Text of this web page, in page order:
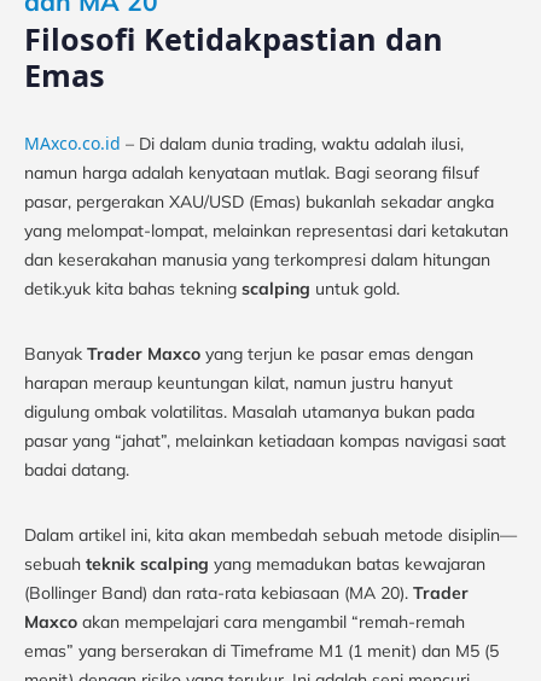
Filosofi Ketidakpastian dan
Emas
MAxco.co.id – Di dalam dunia trading, waktu adalah ilusi,
namun harga adalah kenyataan mutlak. Bagi seorang filsuf
pasar, pergerakan XAU/USD (Emas) bukanlah sekadar angka
yang melompat-lompat, melainkan representasi dari ketakutan
dan keserakahan manusia yang terkompresi dalam hitungan
detik.yuk kita bahas tekning scalping untuk gold.
Banyak Trader Maxco yang terjun ke pasar emas dengan
harapan meraup keuntungan kilat, namun justru hanyut
digulung ombak volatilitas. Masalah utamanya bukan pada
pasar yang “jahat”, melainkan ketiadaan kompas navigasi saat
badai datang.
Dalam artikel ini, kita akan membedah sebuah metode disiplin—
sebuah teknik scalping yang memadukan batas kewajaran
(Bollinger Band) dan rata-rata kebiasaan (MA 20). Trader
Maxco akan mempelajari cara mengambil “remah-remah
emas” yang berserakan di Timeframe M1 (1 menit) dan M5 (5